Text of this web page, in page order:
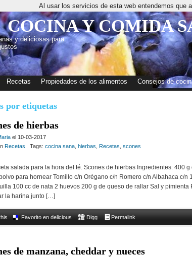
COCINA Y COMIDA
y deliciosas para
Recetas Propiedades de los alimentos Consejos de
por etiquetas
de hierbas
el 10-03-2017
Recetas Tags: cocina sana hierbas Recetas scones
salada para la hora del té. Scones de hierbas Ingredientes: 400
para hornear Tomillo c/n Orégano c/n Romero c/n Albahaca c/n
100 cc de nata 2 huevos 200 g de queso de rallar Sal y pimienta
la harina junto […]
Favorito en delicious Digg Permalink
de manzana, cheddar y nueces
Al usar los servicios de esta web entendemos que